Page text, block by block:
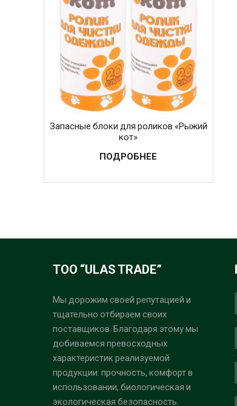
Запасные блоки для роликов «Рыжий
кот»
ПОДРОБНЕЕ
ТОО “ULAS TRADE”
Мы дорожим своей репутацией и
тщательно отбираем своих
поставщиков. Благодаря этому мы
добиваемся превосходных
характеристик реализуемой
продукции: прочность, комфорт в
использовании, биологическая и
экологическая безопасность.